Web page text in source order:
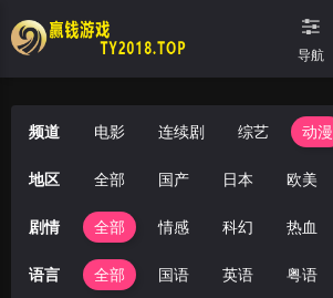
导航
频道 电影 连续剧 综艺 动漫
地区 全部 国产 日本 欧美
剧情 全部 情感 科幻 热血
语言 全部 国语 英语 粤语